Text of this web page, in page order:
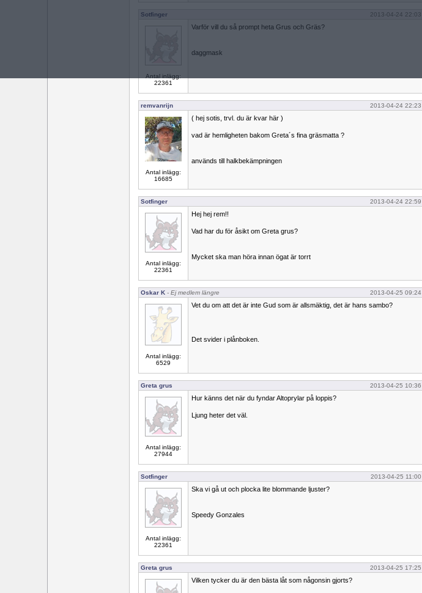
Sotfinger 2013-04-24 22:03
Antal inlägg:
22361
Varför vill du så prompt heta Grus och Gräs?
daggmask
remvanrijn 2013-04-24 22:23
Antal inlägg:
16685
( hej sotis, trvl. du är kvar här )
vad är hemligheten bakom Greta´s fina gräsmatta ?
används till halkbekämpningen
Sotfinger 2013-04-24 22:59
Antal inlägg:
22361
Hej hej rem!!
Vad har du för åsikt om Greta grus?
Mycket ska man höra innan ögat är torrt
Oskar K - Ej medlem längre 2013-04-25 09:24
Antal inlägg:
6529
Vet du om att det är inte Gud som är allsmäktig, det är hans sambo?
Det svider i plånboken.
Greta grus 2013-04-25 10:36
Antal inlägg:
27944
Hur känns det när du fyndar Altoprylar på loppis?
Ljung heter det väl.
Sotfinger 2013-04-25 11:00
Antal inlägg:
22361
Ska vi gå ut och plocka lite blommande ljuster?
Speedy Gonzales
Greta grus 2013-04-25 17:25
Vilken tycker du är den bästa låt som någonsin gjorts?